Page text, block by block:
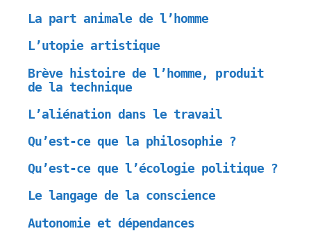
La part animale de l’homme
L’utopie artistique
Brève histoire de l’homme, produit
de la technique
L’aliénation dans le travail
Qu’est-ce que la philosophie ?
Qu’est-ce que l’écologie politique ?
Le langage de la conscience
Autonomie et dépendances